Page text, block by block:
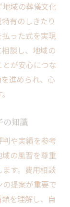
域の葬儀文化
有のしきたり
った式を実現
談し、地域の
が安心につな
進められ、心
の知識
や実績を参考
の風習を尊重
す。費用相談
提案が重要で
を理解し、自